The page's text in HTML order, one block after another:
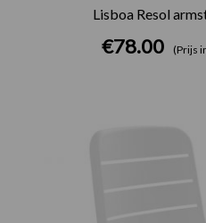
Lisboa Resol
€78.00 (Prijs